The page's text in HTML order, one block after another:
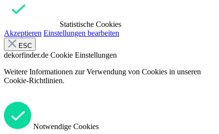
Statistische Cookies
Akzeptieren Einstellungen bearbeiten
ESC
dekorfinder.de Cookie Einstellungen
Weitere Informationen zur Verwendung von Cookies in unseren
Cookie-Richtlinien.
Notwendige Cookies